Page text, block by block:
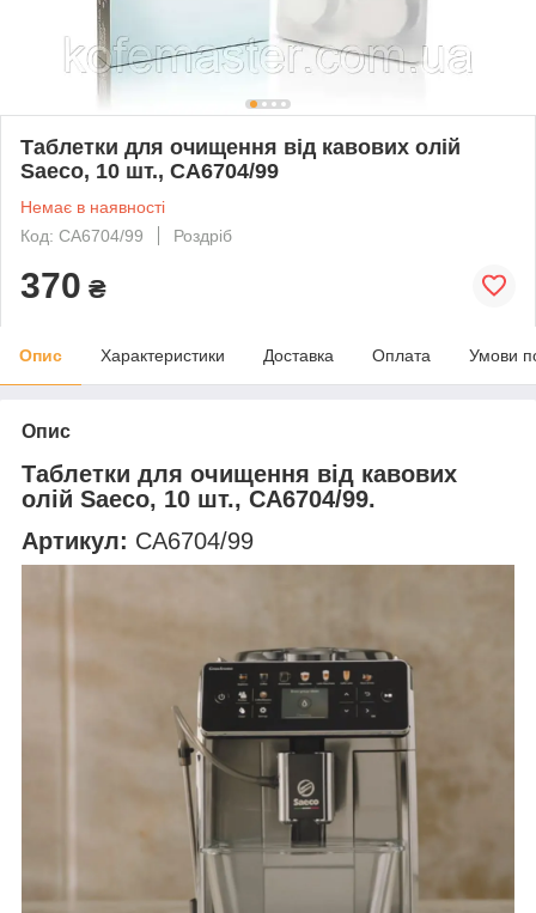
Таблетки для очищення від кавових олій
Saeco, 10 шт., CA6704/99
Немає в наявності
Код: CA6704/99
Роздріб
370 ₴
Опис Характеристики Доставка Оплата Умови
Опис
Таблетки для очищення від кавових
олій Saeco, 10 шт., CA6704/99.
Артикул: CA6704/99